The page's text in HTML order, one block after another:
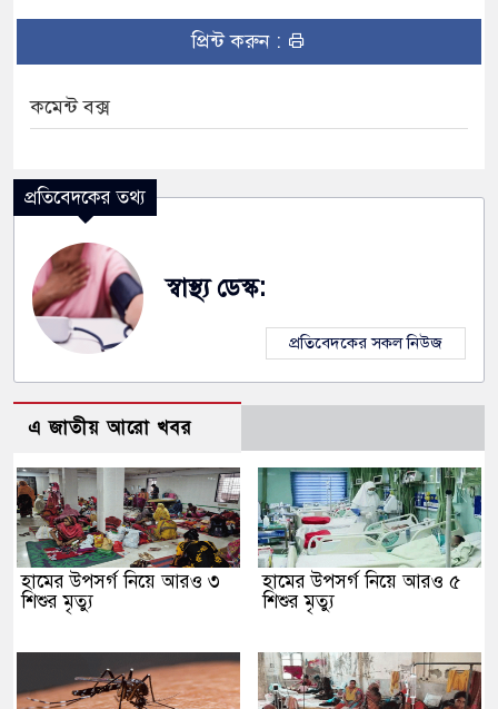
বোতল স্ক্যাফসহ নারী মাদক কারবারি গ্রেপ্তার
প্রিন্ট করুন :
কমেন্ট বক্স
প্রতিবেদকের তথ্য
স্বাস্থ্য ডেস্ক:
প্রতিবেদকের সকল নিউজ
এ জাতীয় আরো খবর
হামের উপসর্গ নিয়ে আরও ৩
শিশুর মৃত্যু
হামের উপসর্গ নিয়ে আরও ৫
শিশুর মৃত্যু